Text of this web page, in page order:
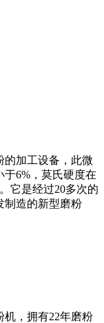
的加工设备，此微
6%，莫氏硬度在
它是经过20多次的
制造的新型磨粉
机，拥有22年磨粉